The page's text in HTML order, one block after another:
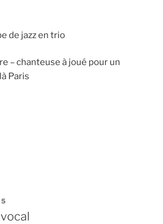
de jazz en trio
– chanteuse à joué pour un
Paris